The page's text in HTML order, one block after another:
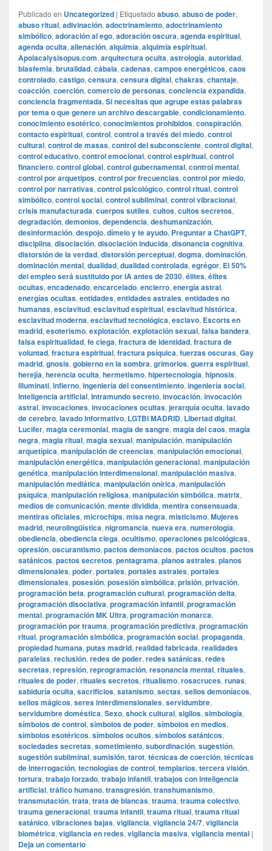
Publicado en Uncategorized | Etiquetado abuso, abuso de poder,
abuso ritual, adivinación, adoctrinamiento, adoctrinamiento
simbólico, adoración al ego, adoración oscura, agenda espiritual,
agenda oculta, alienación, alquimia, alquimia espiritual,
Apolacalysisopus.com, arquitectura oculta, astrología, autoridad,
blasfemia, brutalidad, cábala, cadenas, campos energéticos, caos
controlado, castigo, censura, censura digital, chakras, chantaje,
coacción, coerción, comercio de personas, conciencia expandida,
conciencia fragmentada. Si necesitas que agrupe estas palabras
por tema o que genere un archivo descargable, condicionamiento,
conocimiento esotérico, conocimientos prohibidos, conspiración,
contacto espiritual, control, control a través del miedo, control
cultural, control de masas, control del subconsciente, control digital,
control educativo, control emocional, control espiritual, control
financiero, control global, control gubernamental, control mental,
control por arquetipos, control por frecuencias, control por miedo,
control por narrativas, control psicológico, control ritual, control
simbólico, control social, control subliminal, control vibracional,
crisis manufacturada, cuerpos sutiles, cultos, cultos secretos,
degradación, demonios, dependencia, deshumanización,
desinformación, despojo, dímelo y te ayudo. Preguntar a ChatGPT,
disciplina, disociación, disociación inducida, disonancia cognitiva,
distorsión de la verdad, distorsión perceptual, dogma, dominación,
dominación mental, dualidad, dualidad controlada, egrégor, El 50%
del empleo será sustituido por IA antes de 2030, élites, élites
ocultas, encadenado, encarcelado, encierro, energía astral,
energías ocultas, entidades, entidades astrales, entidades no
humanas, esclavitud, esclavitud espiritual, esclavitud histórica,
esclavitud moderna, esclavitud tecnológica, esclavo, Escorts en
madrid, esoterismo, explotación, explotación sexual, falsa bandera,
falsa espiritualidad, fe ciega, fractura de identidad, fractura de
voluntad, fractura espiritual, fractura psíquica, fuerzas oscuras, Gay
madrid, gnosis, gobierno en la sombra, grimorios, guerra espiritual,
herejía, herencia oculta, hermetismo, hipertecnología, hipnosis,
illuminati, infierno, ingeniería del consentimiento, ingeniería social,
inteligencia artificial, Intramundo secreto, invocación, invocación
astral, invocaciones, invocaciones ocultas, jerarquía oculta, lavado
de cerebro, lavado informativo, LGTBI MADRID, Libertad digital,
Lucifer, magia ceremonial, magia de sangre, magia del caos, magia
negra, magia ritual, magia sexual, manipulación, manipulación
arquetípica, manipulación de creencias, manipulación emocional,
manipulación energética, manipulación generacional, manipulación
genética, manipulación interdimensional, manipulación masiva,
manipulación mediática, manipulación onírica, manipulación
psíquica, manipulación religiosa, manipulación simbólica, matrix,
medios de comunicación, mente dividida, mentira consensuada,
mentiras oficiales, microchips, misa negra, misticismo, Mujeres
madrid, neurolingüística, nigromancia, nueva era, numerología,
obediencia, obediencia ciega, ocultismo, operaciones psicológicas,
opresión, oscurantismo, pactos demoníacos, pactos ocultos, pactos
satánicos, pactos secretos, pentagrama, planos astrales, planos
dimensionales, poder, portales, portales astrales, portales
dimensionales, posesión, posesión simbólica, prisión, privación,
programación beta, programación cultural, programación delta,
programación disociativa, programación infantil, programación
mental, programación MK Ultra, programación monarca,
programación por trauma, programación predictiva, programación
ritual, programación simbólica, programación social, propaganda,
propiedad humana, putas madrid, realidad fabricada, realidades
paralelas, reclusión, redes de poder, redes satánicas, redes
secretas, represión, reprogramación, resonancia mental, rituales,
rituales de poder, rituales secretos, ritualismo, rosacruces, runas,
sabiduría oculta, sacrificios, satanismo, sectas, sellos demoníacos,
sellos mágicos, seres interdimensionales, servidumbre,
servidumbre doméstica, Sexo, shock cultural, sigilos, simbología,
símbolos de control, símbolos de poder, símbolos en medios,
símbolos esotéricos, símbolos ocultos, símbolos satánicos,
sociedades secretas, sometimiento, subordinación, sugestión,
sugestión subliminal, sumisión, tarot, técnicas de coerción, técnicas
de interrogación, tecnologías de control, templarios, tercera visión,
tortura, trabajo forzado, trabajo infantil, trabajos con inteligencia
artificial, tráfico humano, transgresión, transhumanismo,
transmutación, trata, trata de blancas, trauma, trauma colectivo,
trauma generacional, trauma infantil, trauma ritual, trauma ritual
satánico, vibraciones bajas, vigilancia, vigilancia 24/7, vigilancia
biométrica, vigilancia en redes, vigilancia masiva, vigilancia mental |
Deja un comentario